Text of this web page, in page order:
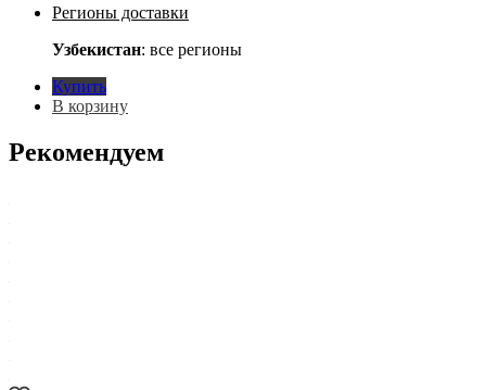
Регионы доставки
Узбекистан: все регионы
Купить
В корзину
Рекомендуем